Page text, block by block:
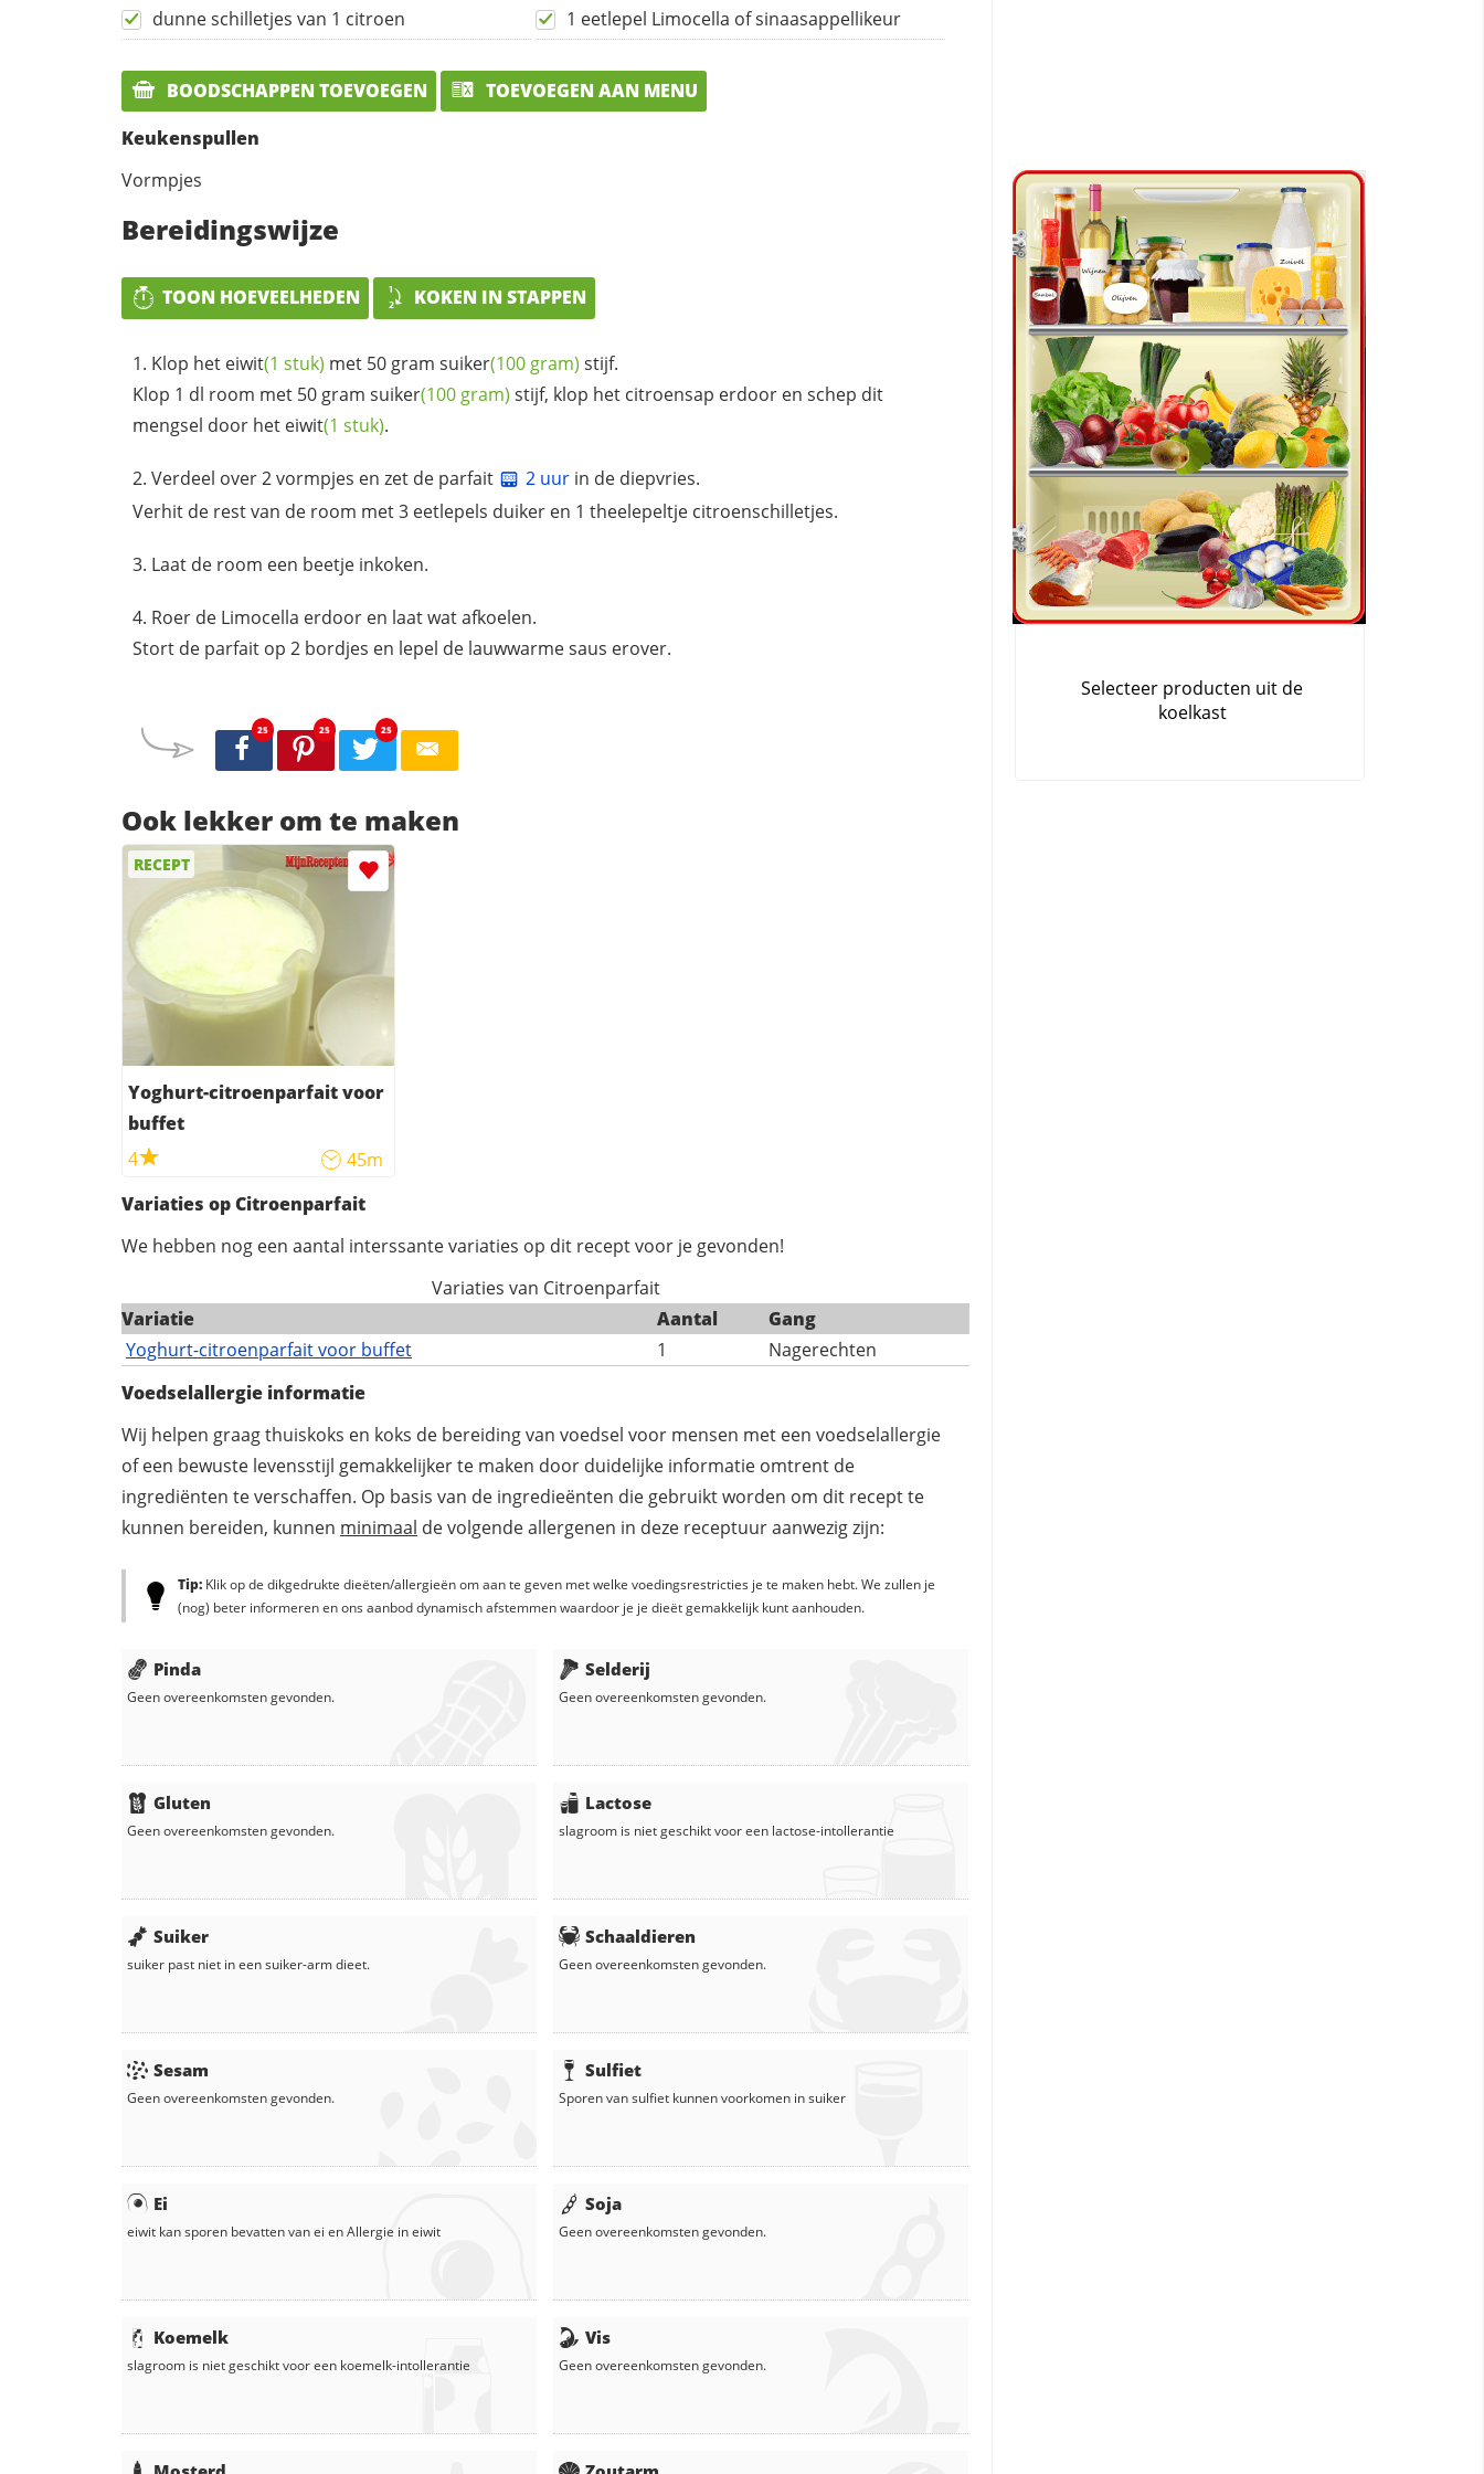
dunne schilletjes van 1 citroen
1 eetlepel Limocella of sinaasappellikeur
BOODSCHAPPEN TOEVOEGEN
TOEVOEGEN AAN MENU
Keukenspullen
Vormpjes
Bereidingswijze
TOON HOEVEELHEDEN KOKEN IN STAPPEN
Klop het eiwit(1 stuk) met 50 gram suiker(100 gram) stijf.
Klop 1 dl room met 50 gram suiker(100 gram) stijf, klop het citroensap erdoor en schep dit
mengsel door het eiwit(1 stuk).
Verdeel over 2 vormpjes en zet de parfait 2 uur in de diepvries.
Verhit de rest van de room met 3 eetlepels duiker en 1 theelepeltje citroenschilletjes.
Laat de room een beetje inkoken.
Roer de Limocella erdoor en laat wat afkoelen.
Stort de parfait op 2 bordjes en lepel de lauwwarme saus erover.
25 25 25
Ook lekker om te maken
RECEPT
Yoghurt-citroenparfait voor
buffet
4
45m
Variaties op Citroenparfait
We hebben nog een aantal interssante variaties op dit recept voor je gevonden!
Variaties van Citroenparfait
Variatie
Aantal
Gang
Yoghurt-citroenparfait voor buffet
1
Nagerechten
Voedselallergie informatie
Wij helpen graag thuiskoks en koks de bereiding van voedsel voor mensen met een voedselallergie
of een bewuste levensstijl gemakkelijker te maken door duidelijke informatie omtrent de
ingrediënten te verschaffen. Op basis van de ingredieënten die gebruikt worden om dit recept te
kunnen bereiden, kunnen minimaal de volgende allergenen in deze receptuur aanwezig zijn:
Tip: Klik op de dikgedrukte dieëten/allergieën om aan te geven met welke voedingsrestricties je te maken hebt. We zullen je
(nog) beter informeren en ons aanbod dynamisch afstemmen waardoor je je dieët gemakkelijk kunt aanhouden.
Pinda
Geen overeenkomsten gevonden.
Gluten
Geen overeenkomsten gevonden.
Suiker
suiker past niet in een suiker-arm dieet.
Sesam
Geen overeenkomsten gevonden.
Ei
eiwit kan sporen bevatten van ei enAllergie ineiwit
Koemelk
slagroom is niet geschikt voor een koemelk-intollerantie
Selderij
Geen overeenkomsten gevonden.
Lactose
slagroom is niet geschikt voor een lactose-intollerantie
Schaaldieren
Geen overeenkomsten gevonden.
Sulfiet
Sporen van sulfiet kunnen voorkomen insuiker
Soja
Geen overeenkomsten gevonden.
Vis
Geen overeenkomsten gevonden.